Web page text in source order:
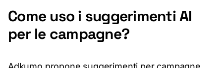
Come uso i suggerimenti AI
per le campagne?